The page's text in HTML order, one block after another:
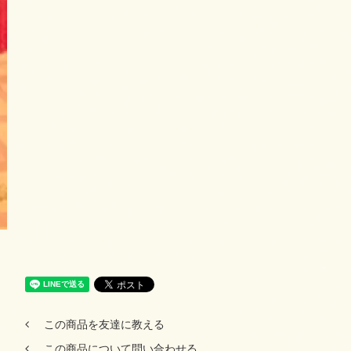
この商品を友達に教える